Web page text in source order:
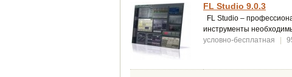
FL Studio 9.0.3
FL Studio –
инструменты
условно-бесплатная
|